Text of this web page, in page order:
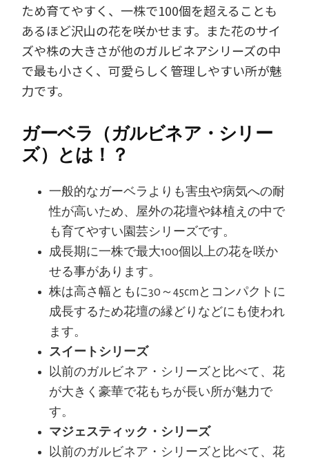
ため育てやすく、一株で100個を超えることも
あるほど沢山の花を咲かせます。また花のサイ
ズや株の大きさが他のガルビネアシリーズの中
で最も小さく、可愛らしく管理しやすい所が魅
力です。
ガーベラ（ガルビネア・シリー
ズ）とは！？
一般的なガーベラよりも害虫や病気への耐
性が高いため、屋外の花壇や鉢植えの中で
も育てやすい園芸シリーズです。
成長期に一株で最大100個以上の花を咲か
せる事があります。
株は高さ幅ともに30～45cmとコンパクトに
成長するため花壇の縁どりなどにも使われ
ます。
スイートシリーズ
以前のガルビネア・シリーズと比べて、花
が大きく豪華で花もちが長い所が魅力で
す。
マジェスティック・シリーズ
以前のガルビネア・シリーズと比べて、花